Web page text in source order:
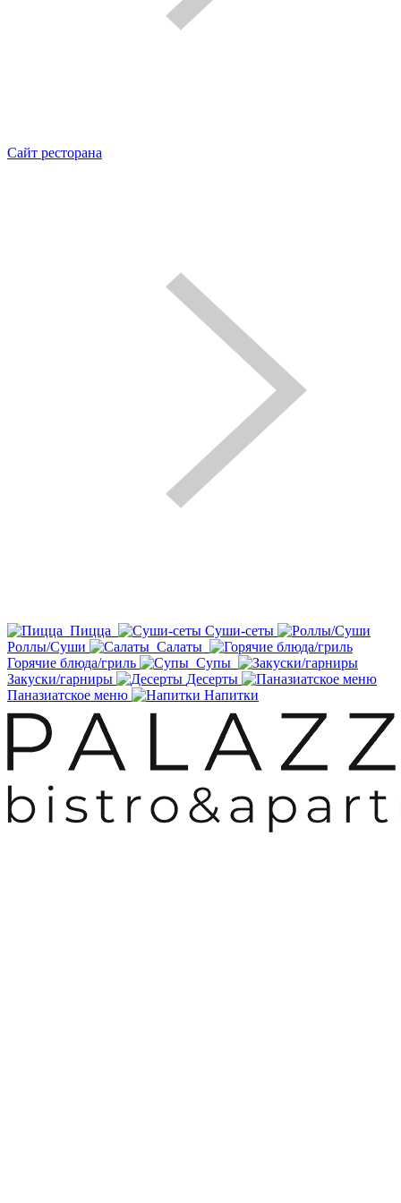
Сайт ресторана
Пицца
Суши-сеты
Роллы/Суши
Салаты
Горячие блюда/гриль
Супы
Закуски/гарниры
Десерты
Паназиатское меню
Напитки